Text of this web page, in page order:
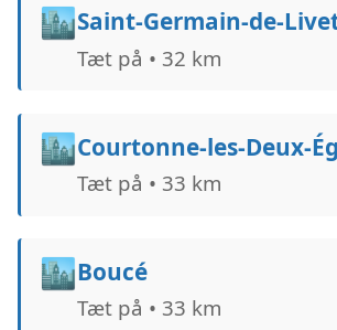
🏙️Saint-Germain-de-
Tæt på • 32 km
🏙️Courtonne-les-Deux-
Tæt på • 33 km
🏙️Boucé
Tæt på • 33 km